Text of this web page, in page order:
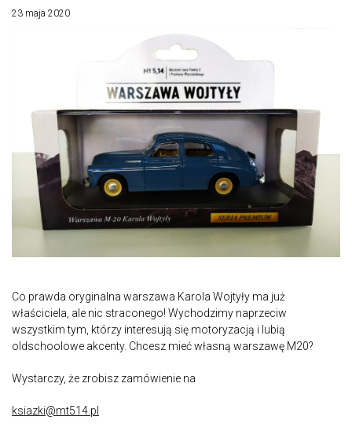
23 maja 2020
Co prawda oryginalna warszawa Karola Wojtyły ma już
właściciela, ale nic straconego! Wychodzimy naprzeciw
wszystkim tym, którzy interesują się motoryzacją i lubią
oldschoolowe akcenty. Chcesz mieć własną warszawę M20?
Wystarczy, że zrobisz zamówienie na
ksiazki@mt514.pl